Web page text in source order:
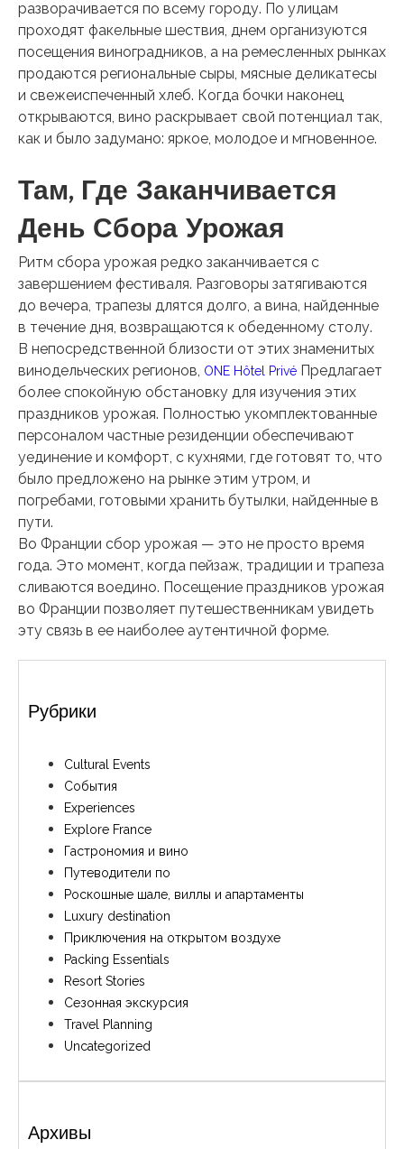
разворачивается по всему городу. По улицам
проходят факельные шествия, днем ​​организуются
посещения виноградников, а на ремесленных рынках
продаются региональные сыры, мясные деликатесы
и свежеиспеченный хлеб. Когда бочки наконец
открываются, вино раскрывает свой потенциал так,
как и было задумано: яркое, молодое и мгновенное.
Там, Где Заканчивается
День Сбора Урожая
Ритм сбора урожая редко заканчивается с
завершением фестиваля. Разговоры затягиваются
до вечера, трапезы длятся долго, а вина, найденные
в течение дня, возвращаются к обеденному столу.
В непосредственной близости от этих знаменитых
винодельческих регионов, ONE Hôtel Privé Предлагает
более спокойную обстановку для изучения этих
праздников урожая. Полностью укомплектованные
персоналом частные резиденции обеспечивают
уединение и комфорт, с кухнями, где готовят то, что
было предложено на рынке этим утром, и
погребами, готовыми хранить бутылки, найденные в
пути.
Во Франции сбор урожая — это не просто время
года. Это момент, когда пейзаж, традиции и трапеза
сливаются воедино. Посещение праздников урожая
во Франции позволяет путешественникам увидеть
эту связь в ее наиболее аутентичной форме.
Рубрики
Cultural Events
События
Experiences
Explore France
Гастрономия и вино
Путеводители по
Роскошные шале, виллы и апартаменты
Luxury destination
Приключения на открытом воздухе
Packing Essentials
Resort Stories
Сезонная экскурсия
Travel Planning
Uncategorized
Архивы